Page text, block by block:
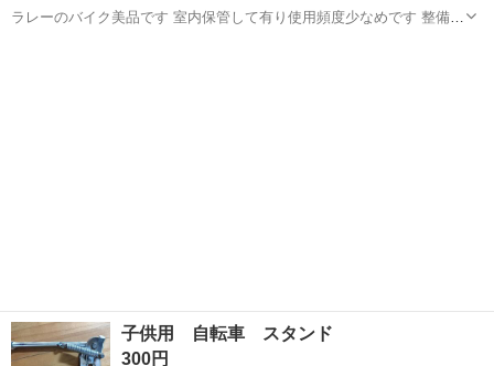
ラレーのバイク美品です 室内保管して有り使用頻度少なめです 整備し
子供用 自転車 スタンド
300円